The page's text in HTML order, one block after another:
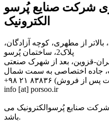
شرکت صنایع پُرسو
الکترونیک
بالاتر از مطهری، کوچه آزادگان،
پلاک2، ساختمان پُرسو
تهران-قزوین، بعد از شهرک صنعتی
جاده اختصاصی به سمت شمال
+۹۸ ۲۱ ۸۳۸۳۶ پس از فروش)
info [at] porsoo.ir
شرکت صنایع پُرسوالکترونیک می
باشد.